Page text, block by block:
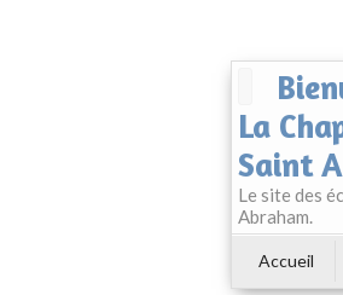
La
Saint
Le site des
Abraham.
Accueil